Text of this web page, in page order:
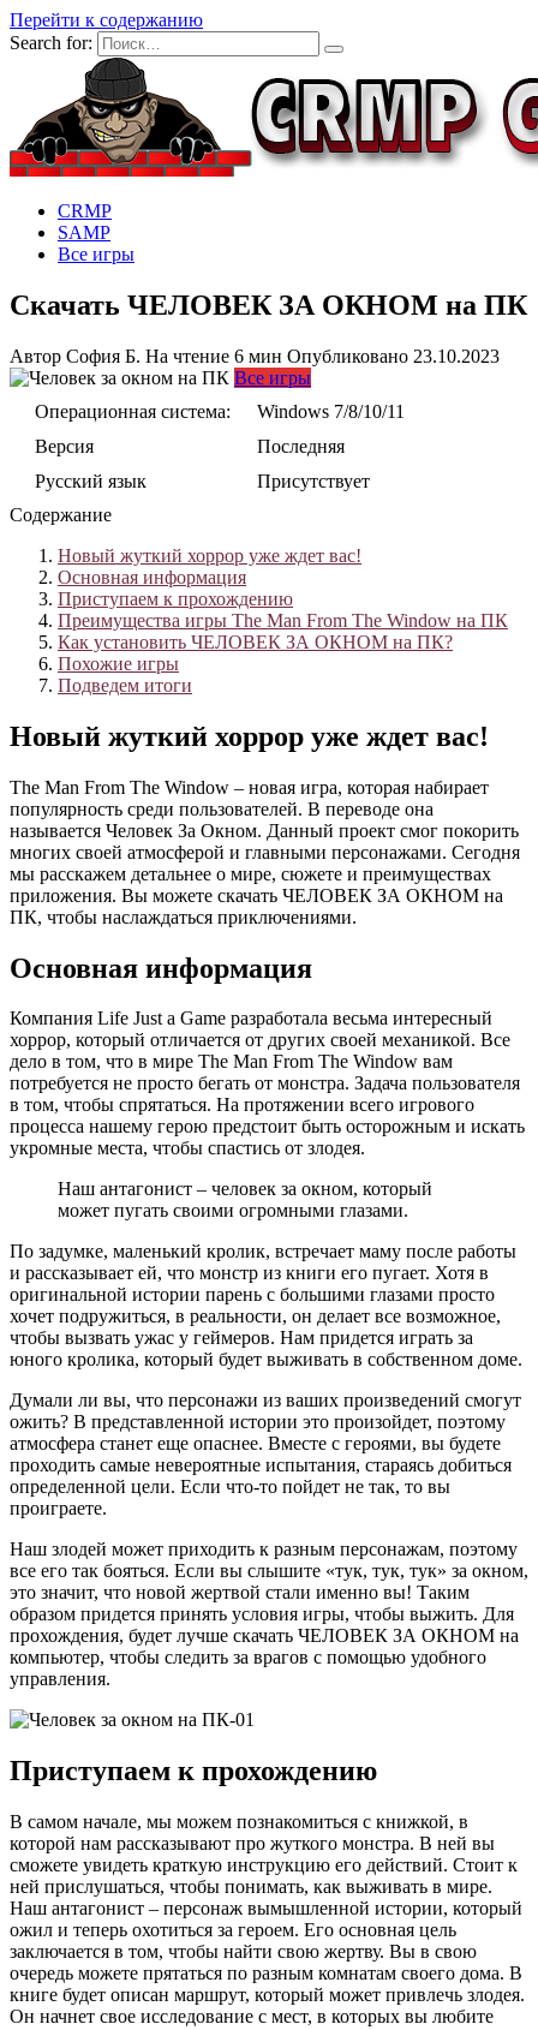
Перейти к содержанию
Search for:
CRMP
SAMP
Все игры
Скачать ЧЕЛОВЕК ЗА ОКНОМ на ПК
Автор София Б. На чтение 6 мин Опубликовано 23.10.2023
Все игры
Операционная система:
Windows 7/8/10/11
Версия
Последняя
Русский язык
Присутствует
Содержание
Новый жуткий хоррор уже ждет вас!
Основная информация
Приступаем к прохождению
Преимущества игры The Man From The Window на ПК
Как установить ЧЕЛОВЕК ЗА ОКНОМ на ПК?
Похожие игры
Подведем итоги
Новый жуткий хоррор уже ждет вас!
The Man From The Window – новая игра, которая набирает
популярность среди пользователей. В переводе она
называется Человек За Окном. Данный проект смог покорить
многих своей атмосферой и главными персонажами. Сегодня
мы расскажем детальнее о мире, сюжете и преимуществах
приложения. Вы можете скачать ЧЕЛОВЕК ЗА ОКНОМ на
ПК, чтобы наслаждаться приключениями.
Основная информация
Компания Life Just a Game разработала весьма интересный
хоррор, который отличается от других своей механикой. Все
дело в том, что в мире The Man From The Window вам
потребуется не просто бегать от монстра. Задача пользователя
в том, чтобы спрятаться. На протяжении всего игрового
процесса нашему герою предстоит быть осторожным и искать
укромные места, чтобы спастись от злодея.
Наш антагонист – человек за окном, который
может пугать своими огромными глазами.
По задумке, маленький кролик, встречает маму после работы
и рассказывает ей, что монстр из книги его пугает. Хотя в
оригинальной истории парень с большими глазами просто
хочет подружиться, в реальности, он делает все возможное,
чтобы вызвать ужас у геймеров. Нам придется играть за
юного кролика, который будет выживать в собственном доме.
Думали ли вы, что персонажи из ваших произведений смогут
ожить? В представленной истории это произойдет, поэтому
атмосфера станет еще опаснее. Вместе с героями, вы будете
проходить самые невероятные испытания, стараясь добиться
определенной цели. Если что-то пойдет не так, то вы
проиграете.
Наш злодей может приходить к разным персонажам, поэтому
все его так бояться. Если вы слышите «тук, тук, тук» за окном,
это значит, что новой жертвой стали именно вы! Таким
образом придется принять условия игры, чтобы выжить. Для
прохождения, будет лучше скачать ЧЕЛОВЕК ЗА ОКНОМ на
компьютер, чтобы следить за врагов с помощью удобного
управления.
Приступаем к прохождению
В самом начале, мы можем познакомиться с книжкой, в
которой нам рассказывают про жуткого монстра. В ней вы
сможете увидеть краткую инструкцию его действий. Стоит к
ней прислушаться, чтобы понимать, как выживать в мире.
Наш антагонист – персонаж вымышленной истории, который
ожил и теперь охотиться за героем. Его основная цель
заключается в том, чтобы найти свою жертву. Вы в свою
очередь можете прятаться по разным комнатам своего дома. В
книге будет описан маршрут, который может привлечь злодея.
Он начнет свое исследование с мест, в которых вы любите